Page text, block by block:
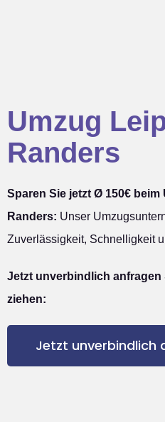
Umzug
Randers
Sparen Sie jetzt Ø 150€
Randers: Unser
Zuverlässigkeit, Schnelligkeit
Jetzt unverbindlich
ziehen:
Jetzt unverbindlich